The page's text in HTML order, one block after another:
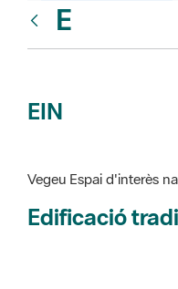
E
EIN
Vegeu Espai d'interès
Edificació